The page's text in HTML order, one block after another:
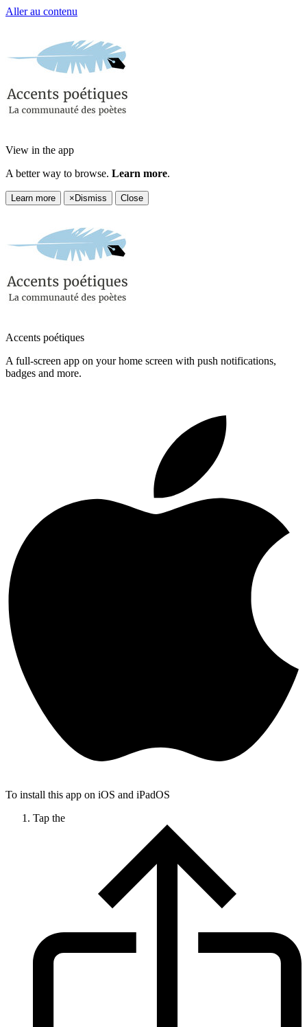
Aller au contenu
View in the app
A better way to browse. Learn more.
Learn more × Dismiss Close
Accents poétiques
A full-screen app on your home screen with push notifications,
badges and more.
To install this app on iOS and iPadOS
Tap the